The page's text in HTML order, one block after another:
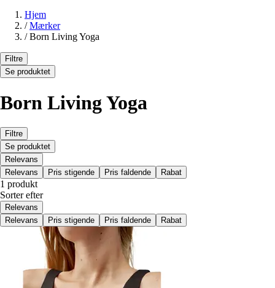
Hjem
/ Mærker
/ Born Living Yoga
Filtre
Se produktet
Born Living Yoga
Filtre
Se produktet
Relevans
Relevans
Pris stigende Pris faldende Rabat
1 produkt
Sorter efter
Relevans
Relevans
Pris stigende Pris faldende Rabat